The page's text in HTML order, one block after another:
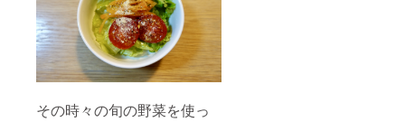
その時々の旬の野菜を使っ